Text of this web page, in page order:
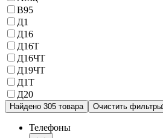
В95
Д1
Д16
Д16Т
Д16ЧТ
Д19ЧТ
Д1Т
Д20
Найдено 305 товара Очистить фильтры
Телефоны